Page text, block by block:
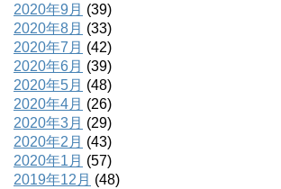
2020年9月 (39)
2020年8月 (33)
2020年7月 (42)
2020年6月 (39)
2020年5月 (48)
2020年4月 (26)
2020年3月 (29)
2020年2月 (43)
2020年1月 (57)
2019年12月 (48)